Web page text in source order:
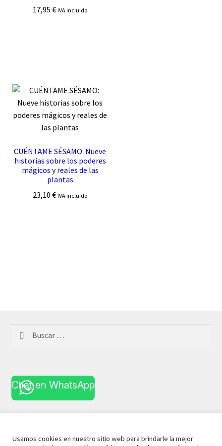
17,95€ IVA incluido
CUÉNTAME SÉSAMO: Nueve
historias sobre los poderes
mágicos y reales de las
plantas
23,10€ IVA incluido
Chat en WhatsApp
Usamos cookies en nuestro sitio web para brindarle la mejor